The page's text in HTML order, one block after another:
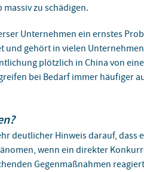
zu schädigen.
Unternehmen ein ernstes
und gehört in vielen
plötzlich in China von
bei Bedarf immer häufiger
deutlicher Hinweis darauf, dass
wenn ein direkter
Gegenmaßnahmen